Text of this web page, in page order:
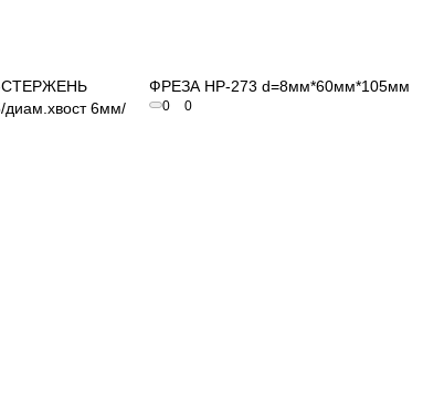
СТЕРЖЕНЬ
диам.хвост 6мм/
ФРЕЗА HP-273 d=8мм*60мм*105мм
0 0